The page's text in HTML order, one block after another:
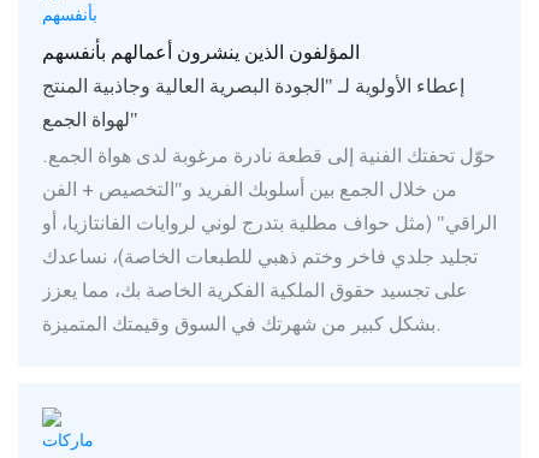
المؤلفون الذين ينشرون أعمالهم بأنفسهم
إعطاء الأولوية لـ "الجودة البصرية العالية وجاذبية المنتج
لهواة الجمع"
حوّل تحفتك الفنية إلى قطعة نادرة مرغوبة لدى هواة الجمع.
من خلال الجمع بين أسلوبك الفريد و"التخصيص + الفن
الراقي" (مثل حواف مطلية بتدرج لوني لروايات الفانتازيا، أو
تجليد جلدي فاخر وختم ذهبي للطبعات الخاصة)، نساعدك
على تجسيد حقوق الملكية الفكرية الخاصة بك، مما يعزز
بشكل كبير من شهرتك في السوق وقيمتك المتميزة.